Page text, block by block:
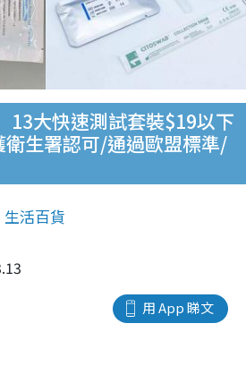
13大快速測試套裝$19以下
衛生署認可/通過歐盟標準/
生活百貨
用 App 睇文